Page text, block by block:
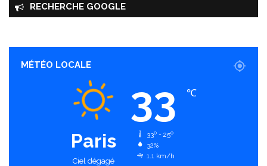
RECHERCHE GOOGLE
MÉTÉO LOCALE
Paris
Ciel dégagé
33 ℃
33º - 25º
32%
1.1 km/h